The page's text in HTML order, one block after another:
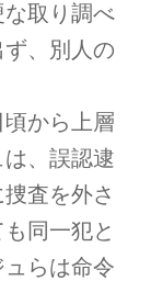
取り調べ
、別人の
から上層
、誤認逮
査を外さ
同一犯と
らは命令